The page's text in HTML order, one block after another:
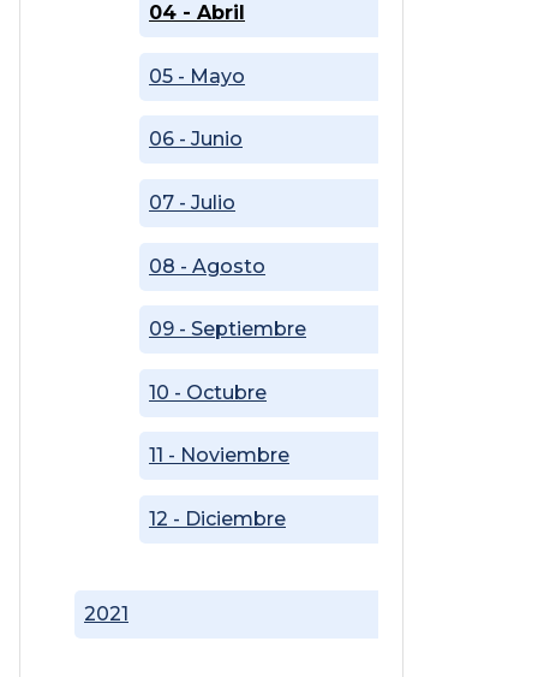
2021
04 - Abril
05 - Mayo
06 - Junio
07 - Julio
08 - Agosto
09 - Septiembre
10 - Octubre
11 - Noviembre
12 - Diciembre